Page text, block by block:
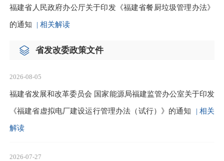
福建省人民政府办公厅关于印发《福建省餐厨垃圾管理办法》
的通知
| 相关解读
省发改委政策文件
2026-08-05
福建省发展和改革委员会 国家能源局福建监管办公室关于印发
《福建省虚拟电厂建设运行管理办法（试行）》的通知
| 相关
解读
2026-07-27